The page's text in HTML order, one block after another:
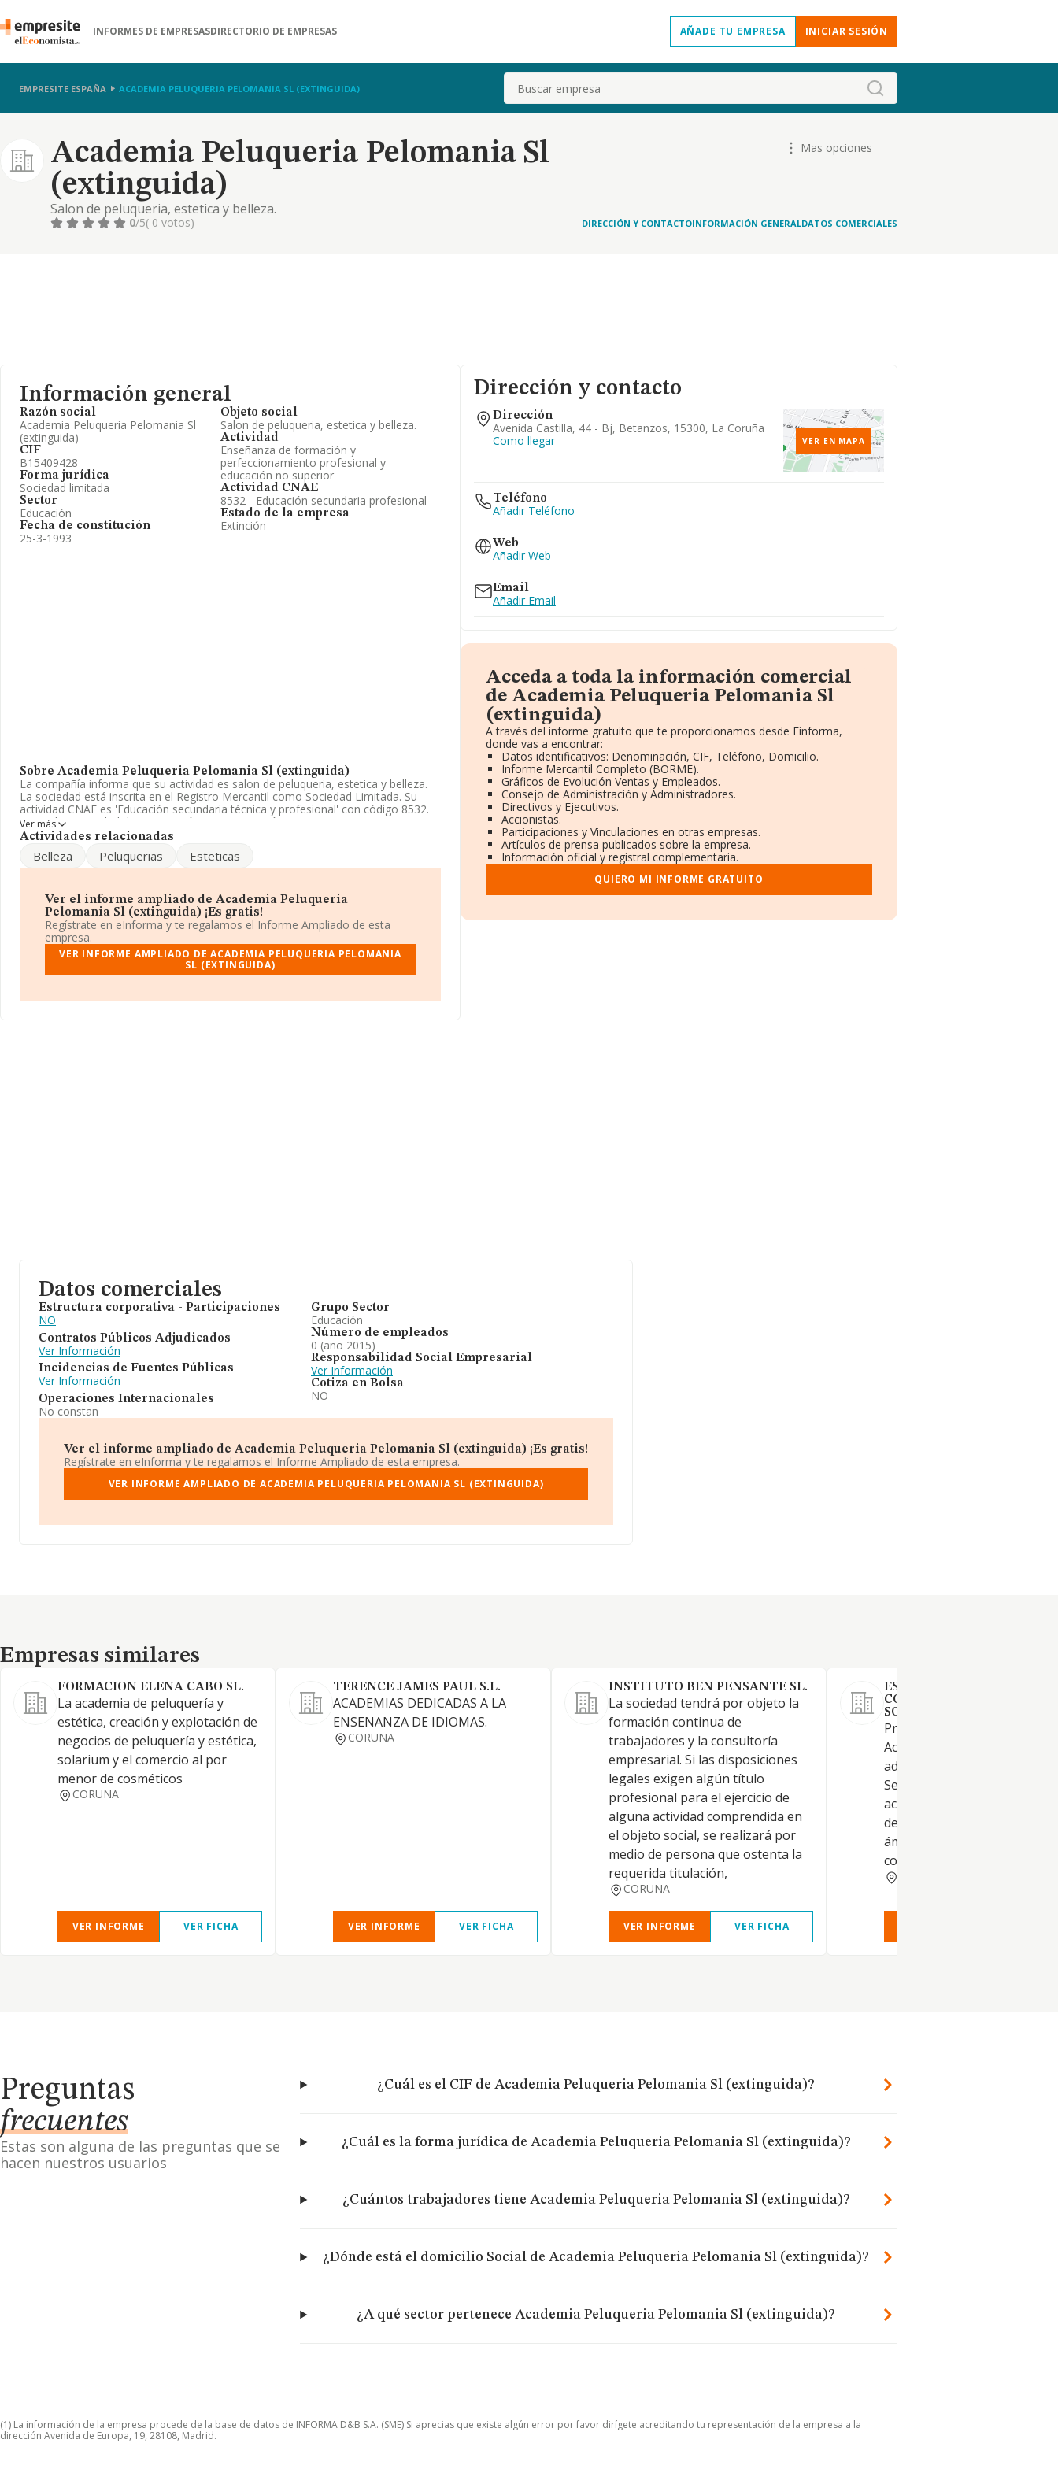
INFORMES DE EMPRESASDIRECTORIO DE EMPRESAS AÑADE TU EMPRESA INICIAR SESIÓN
EMPRESITE ESPAÑA ACADEMIA PELUQUERIA PELOMANIA SL (EXTINGUIDA) Buscar
Academia Peluqueria Pelomania Sl
(extinguida)
Salon de peluqueria, estetica y belleza.
Mas opciones
0/5( 0 votos) DIRECCIÓN Y CONTACTOINFORMACIÓN GENERALDATOS COMERCIALES
Información general
Razón social
Academia Peluqueria Pelomania Sl
(extinguida)
CIF
B15409428
Forma jurídica
Sociedad limitada
Sector
Educación
Fecha de constitución
25-3-1993
Objeto social
Salon de peluqueria, estetica y belleza.
Actividad
Enseñanza de formación y
perfeccionamiento profesional y
educación no superior
Actividad CNAE
8532 - Educación secundaria profesional
Estado de la empresa
Extinción
Sobre Academia Peluqueria Pelomania Sl (extinguida)
La compañía informa que su actividad es salon de peluqueria, estetica y belleza.
La sociedad está inscrita en el Registro Mercantil como Sociedad Limitada. Su
actividad CNAE es 'Educación secundaria técnica y profesional' con código 8532.
No realiza actividad de importación y/o exportación.
número de empleados por debajo de la media de sector.
B15409428, tiene domicilio fiscal en Avenida Castilla núm. 44 Bj, (15300), en el
municipio de Betanzos, en A Coruña, Galicia.
Con los datos a disposición de INFORMA sobre 3.667 empresas pertenecientes al
sector, en el ámbito nacional la facturación alcanza la cifra de 681 millones de
euros y el promedio de la facturación de ventas entre todas las compañías
asciende a los 185 mil euros. Teniendo en cuenta la información sobre A Coruña,
de 16 millones de euros. Con el fin de ampliar la información relativa a las
Ver más
Actividades relacionadas
Belleza Peluquerias Esteticas
Ver el informe ampliado de Academia Peluqueria
Pelomania Sl (extinguida) ¡Es gratis!
Regístrate en eInforma y te regalamos el Informe Ampliado de esta
empresa.
VER INFORME AMPLIADO DE ACADEMIA PELUQUERIA PELOMANIA
SL (EXTINGUIDA)
Dirección y contacto
Dirección
Avenida Castilla, 44 - Bj, Betanzos, 15300, La Coruña
Como llegar
VER EN MAPA
Teléfono
Añadir Teléfono
Web
Añadir Web
Email
Añadir Email
Acceda a toda la información comercial
de Academia Peluqueria Pelomania Sl
(extinguida)
A través del informe gratuito que te proporcionamos desde Einforma,
donde vas a encontrar:
Datos identificativos: Denominación, CIF, Teléfono, Domicilio.
Informe Mercantil Completo (BORME).
Gráficos de Evolución Ventas y Empleados.
Consejo de Administración y Administradores.
Directivos y Ejecutivos.
Accionistas.
Participaciones y Vinculaciones en otras empresas.
Artículos de prensa publicados sobre la empresa.
Información oficial y registral complementaria.
QUIERO MI INFORME GRATUITO
Datos comerciales
Estructura corporativa - Participaciones
NO
Contratos Públicos Adjudicados
Ver Información
Incidencias de Fuentes Públicas
Ver Información
Operaciones Internacionales
No constan
Grupo Sector
Educación
Número de empleados
0 (año 2015)
Responsabilidad Social Empresarial
Ver Información
Cotiza en Bolsa
NO
Ver el informe ampliado de Academia Peluqueria Pelomania Sl (extinguida) ¡Es gratis!
Regístrate en eInforma y te regalamos el Informe Ampliado de esta empresa.
VER INFORME AMPLIADO DE ACADEMIA PELUQUERIA PELOMANIA SL (EXTINGUIDA)
Empresas similares
Empresas similares
FORMACION ELENA CABO SL.
La academia de peluquería y
estética, creación y explotación de
negocios de peluquería y estética,
solarium y el comercio al por
menor de cosméticos
CORUNA
VER INFORME VER FICHA
TERENCE JAMES PAUL S.L.
ACADEMIAS DEDICADAS A LA
ENSENANZA DE IDIOMAS.
CORUNA
VER INFORME VER FICHA
INSTITUTO BEN PENSANTE SL.
La sociedad tendrá por objeto la
formación continua de
trabajadores y la consultoría
empresarial. Si las disposiciones
legales exigen algún título
profesional para el ejercicio de
alguna actividad comprendida en
el objeto social, se realizará por
medio de persona que ostenta la
requerida titulación,
CORUNA
VER INFORME VER FICHA
ESCUELA PROFESIONAL Y
CONSULTORIA INVENTA
SOCIEDAD LIMITADA.
Prestación de servicios;
Actividades de gestión y
administración.
Servicioseducativos. Y como
actividad singular las
de formación especializada
ámbito de las ventas,
comercial, social
Preguntas
frecuentes
Estas son alguna de las preguntas que se
hacen nuestros usuarios
¿Cuál es el CIF de Academia Peluqueria Pelomania Sl (extinguida)?
¿Cuál es la forma jurídica de Academia Peluqueria Pelomania Sl (extinguida)?
¿Cuántos trabajadores tiene Academia Peluqueria Pelomania Sl (extinguida)?
¿Dónde está el domicilio Social de Academia Peluqueria Pelomania Sl (extinguida)?
¿A qué sector pertenece Academia Peluqueria Pelomania Sl (extinguida)?
(1) La información de la empresa procede de la base de datos de INFORMA D&B S.A. (SME) Si aprecias que existe algún error por favor dirígete acreditando tu representación de la empresa a la
dirección Avenida de Europa, 19, 28108, Madrid.